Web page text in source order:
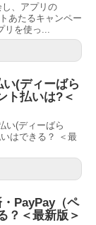
、アプリの
あたるキャンペー
リを使っ...
(ディーばら
ト払いは?＜
い(ディーばら
はできる？ ＜最
PayPay（ペ
？＜最新版＞